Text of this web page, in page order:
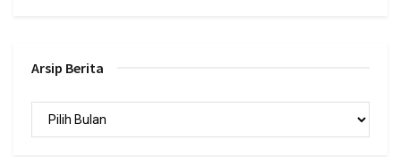
Arsip Berita